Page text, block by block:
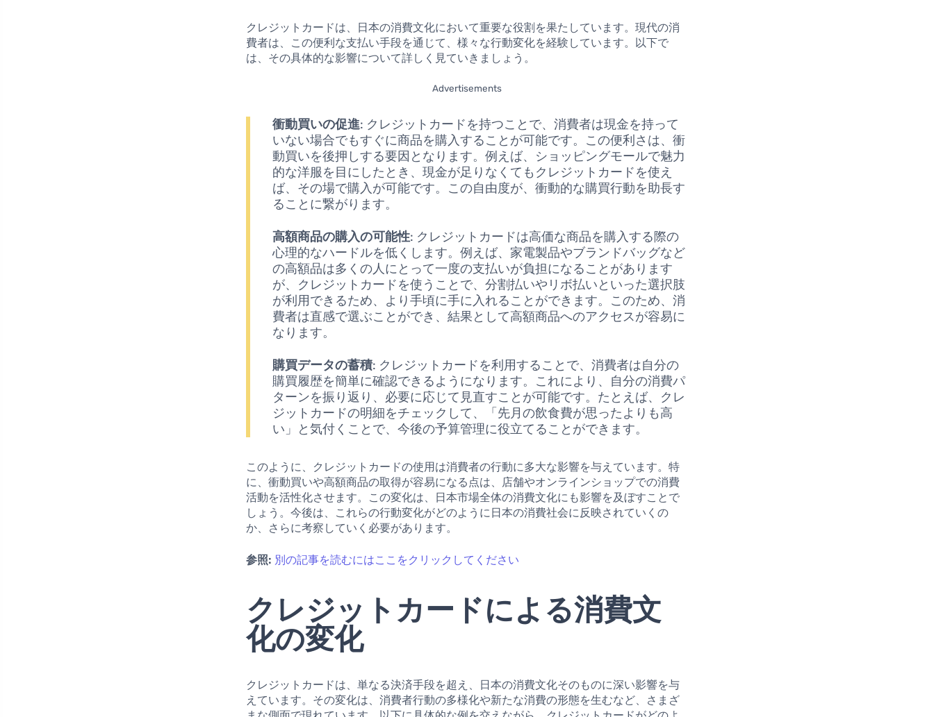
クレジットカードは、日本の消費文化において重要な役割を果たしています。現代の消
費者は、この便利な支払い手段を通じて、様々な行動変化を経験しています。以下で
は、その具体的な影響について詳しく見ていきましょう。
Advertisements
衝動買いの促進: クレジットカードを持つことで、消費者は現金を持って
いない場合でもすぐに商品を購入することが可能です。この便利さは、衝
動買いを後押しする要因となります。例えば、ショッピングモールで魅力
的な洋服を目にしたとき、現金が足りなくてもクレジットカードを使え
ば、その場で購入が可能です。この自由度が、衝動的な購買行動を助長す
ることに繋がります。
高額商品の購入の可能性: クレジットカードは高価な商品を購入する際の
心理的なハードルを低くします。例えば、家電製品やブランドバッグなど
の高額品は多くの人にとって一度の支払いが負担になることがあります
が、クレジットカードを使うことで、分割払いやリボ払いといった選択肢
が利用できるため、より手頃に手に入れることができます。このため、消
費者は直感で選ぶことができ、結果として高額商品へのアクセスが容易に
なります。
購買データの蓄積: クレジットカードを利用することで、消費者は自分の
購買履歴を簡単に確認できるようになります。これにより、自分の消費パ
ターンを振り返り、必要に応じて見直すことが可能です。たとえば、クレ
ジットカードの明細をチェックして、「先月の飲食費が思ったよりも高
い」と気付くことで、今後の予算管理に役立てることができます。
このように、クレジットカードの使用は消費者の行動に多大な影響を与えています。特
に、衝動買いや高額商品の取得が容易になる点は、店舗やオンラインショップでの消費
活動を活性化させます。この変化は、日本市場全体の消費文化にも影響を及ぼすことで
しょう。今後は、これらの行動変化がどのように日本の消費社会に反映されていくの
か、さらに考察していく必要があります。
参照: 別の記事を読むにはここをクリックしてください
クレジットカードによる消費文
化の変化
クレジットカードは、単なる決済手段を超え、日本の消費文化そのものに深い影響を与
えています。その変化は、消費者行動の多様化や新たな消費の形態を生むなど、さまざ